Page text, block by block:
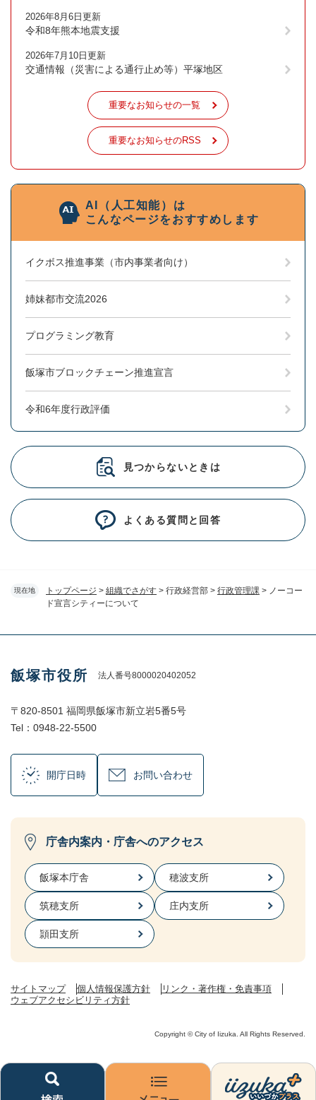
現在地 トップページ > 組織でさがす > 行政経営部 > 行政管理課 > ノーコー
ド宣言シティーについて
2026年8月6日更新
令和8年熊本地震支援
2026年7月10日更新
交通情報（災害による通行止め等）平塚地区
重要なお知らせの一覧
重要なお知らせのRSS
AI（人工知能）は
こんなページをおすすめします
イクボス推進事業（市内事業者向け）
姉妹都市交流2026
プログラミング教育
飯塚市ブロックチェーン推進宣言
令和6年度行政評価
見つからないときは
よくある質問と回答
飯塚市役所 法人番号8000020402052
〒820-8501 福岡県飯塚市新立岩5番5号
Tel：0948-22-5500
開庁日時 お問い合わせ
庁舎内案内・庁舎へのアクセス
飯塚本庁舎 穂波支所
筑穂支所 庄内支所
頴田支所
サイトマップ 個人情報保護方針
リンク・著作権・免責事項
ウェブアクセシビリティ方針
Copyright © City of Iizuka. All Rights Reserved.